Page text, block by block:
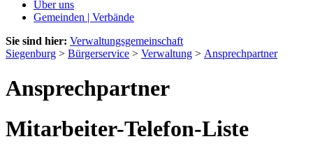
Über uns
Gemeinden | Verbände
Sie sind hier: Verwaltungsgemeinschaft
Siegenburg > Bürgerservice > Verwaltung > Ansprechpartner
Ansprechpartner
Mitarbeiter-Telefon-Liste